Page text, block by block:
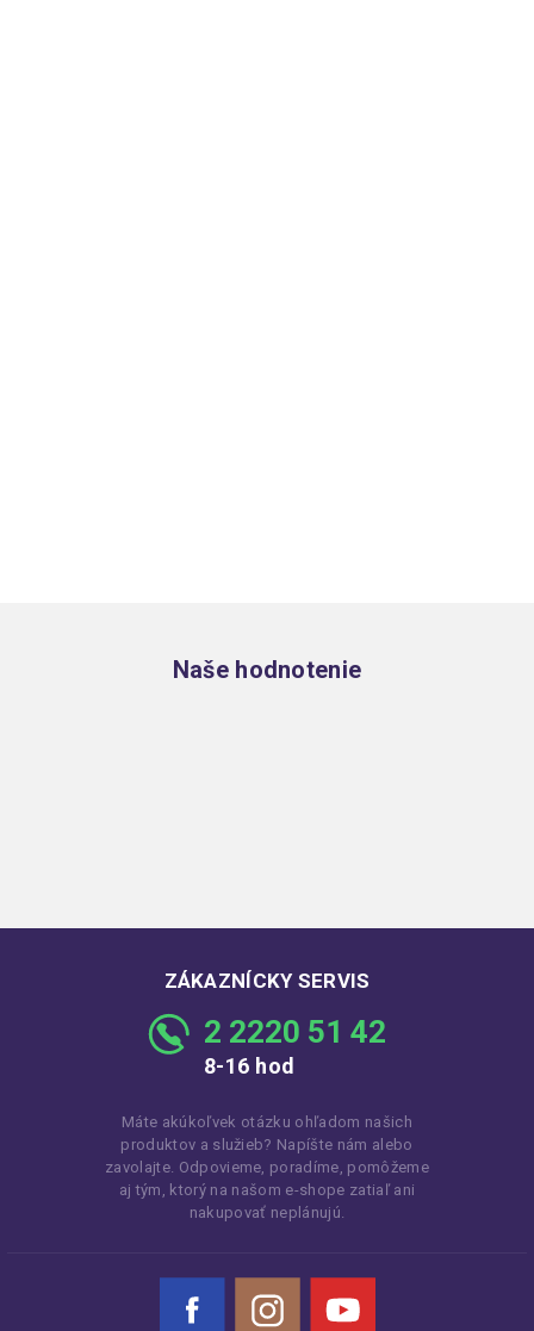
Naše hodnotenie
ZÁKAZNÍCKY SERVIS
2 2220 51 42
8-16 hod
Máte akúkoľvek otázku ohľadom našich
produktov a služieb? Napíšte nám alebo
zavolajte. Odpovieme, poradíme, pomôžeme
aj tým, ktorý na našom e-shope zatiaľ ani
nakupovať neplánujú.
Facebook Instagram YouTube